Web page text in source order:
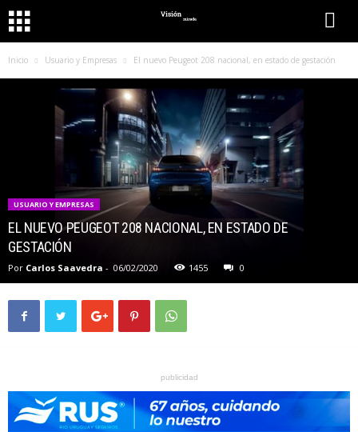
Inicio Usuario y Empresas El nuevo Peugeot 208 nacional, en estado de gestación
USUARIO Y EMPRESAS
EL NUEVO PEUGEOT 208 NACIONAL, EN ESTADO DE
GESTACIÓN
Por Carlos Saavedra - 06/02/2020 1455 0
publicidad